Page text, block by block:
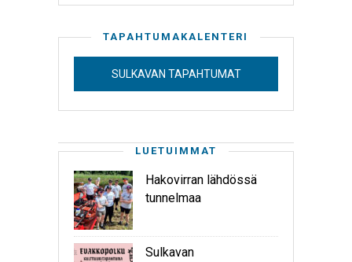
TAPAHTUMAKALENTERI
SULKAVAN TAPAHTUMAT
LUETUIMMAT
Hakovirran lähdössä
tunnelmaa
Sulkavan